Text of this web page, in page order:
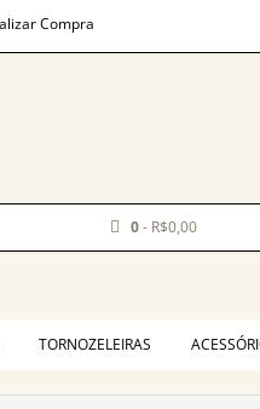
Compra
0- R$0,00
TORNOZELEIRAS